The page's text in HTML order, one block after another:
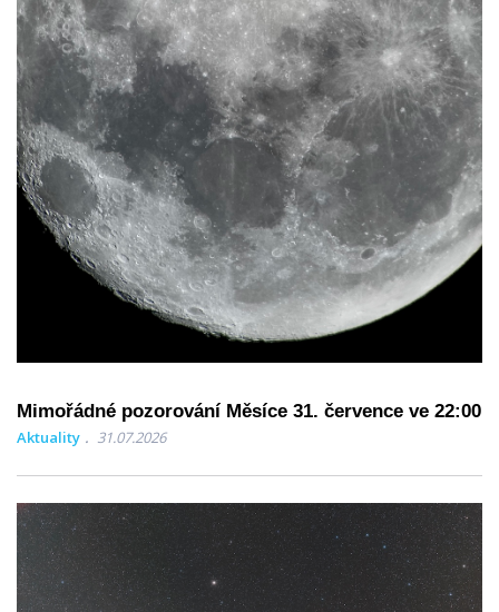
Mimořádné pozorování Měsíce 31. července ve 22:00
Aktuality 31.07.2026